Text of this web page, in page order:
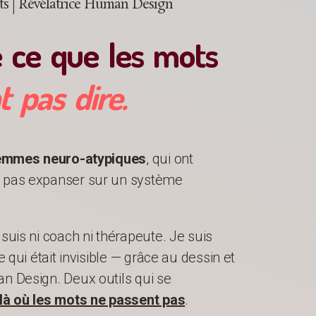
| Révélatrice Human Design
ce que les mots
pas dire.
neuro-atypiques, qui ont
expanser sur un système
ni coach ni thérapeute. Je suis
qui était invisible — grâce au dessin et
Design. Deux outils qui se
où les mots ne passent pas.